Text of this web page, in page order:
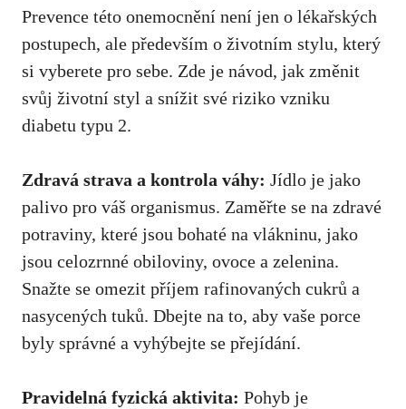
Prevence této onemocnění není jen o lékařských
postupech, ale​ především o životním stylu, který
si vyberete pro ‌sebe. Zde ⁢je návod, jak změnit
svůj životní styl a snížit své⁤ riziko vzniku
diabetu typu 2.
Zdravá strava⁣ a kontrola váhy: Jídlo je ⁢jako
palivo pro váš organismus. Zaměřte se na zdravé
potraviny, které ‍jsou bohaté⁢ na vlákninu, jako
⁢jsou celozrnné obiloviny, ovoce ​a zelenina.
Snažte se omezit příjem ​rafinovaných cukrů a⁢
nasycených tuků. ‍Dbejte na⁢ to, aby vaše porce
byly správné a vyhýbejte se přejídání.
Pravidelná fyzická aktivita: Pohyb je